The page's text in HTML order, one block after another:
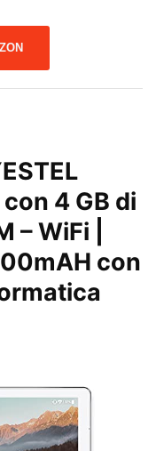
4 GB di
– WiFi |
con